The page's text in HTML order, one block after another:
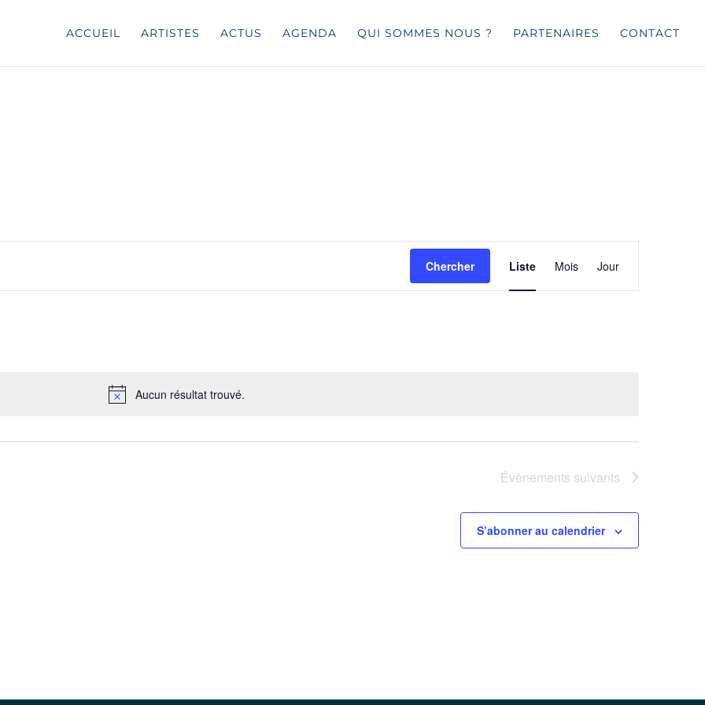
ACCUEIL ARTISTES ACTUS AGENDA QUI SOMMES NOUS ? PARTENAIRES CONTACT
Aucun résultat trouvé.
Chercher
Navigation
de
vues
Liste Mois Jour
Évènements suivants
S’abonner au calendrier